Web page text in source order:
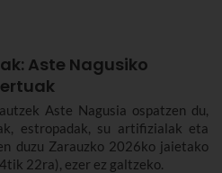
Aste Nagusiko
Aste Nagusia ospatzen du,
estropadak, su artifizialak eta
duzu Zarauzko 2026ko jaietako
22ra), ezer ez galtzeko.